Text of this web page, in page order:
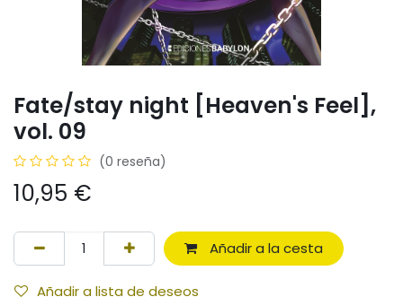
Fate/stay night [Heaven's Feel],
vol. 09
(0 reseña)
10,95 €
Añadir a la cesta
Añadir a lista de deseos